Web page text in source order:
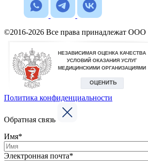
©2016-2026 Все права принадлежат
Политика конфиденциальности
Обратная связь
Имя*
Электронная почта*